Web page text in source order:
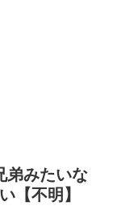
弟みたいな
【不明】